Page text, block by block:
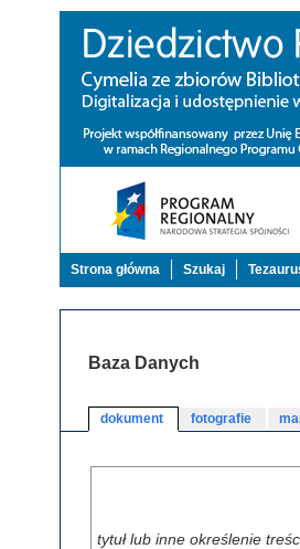
Strona główna Szukaj
Baza Danych
dokument fotografie
tytuł lub inne określenie